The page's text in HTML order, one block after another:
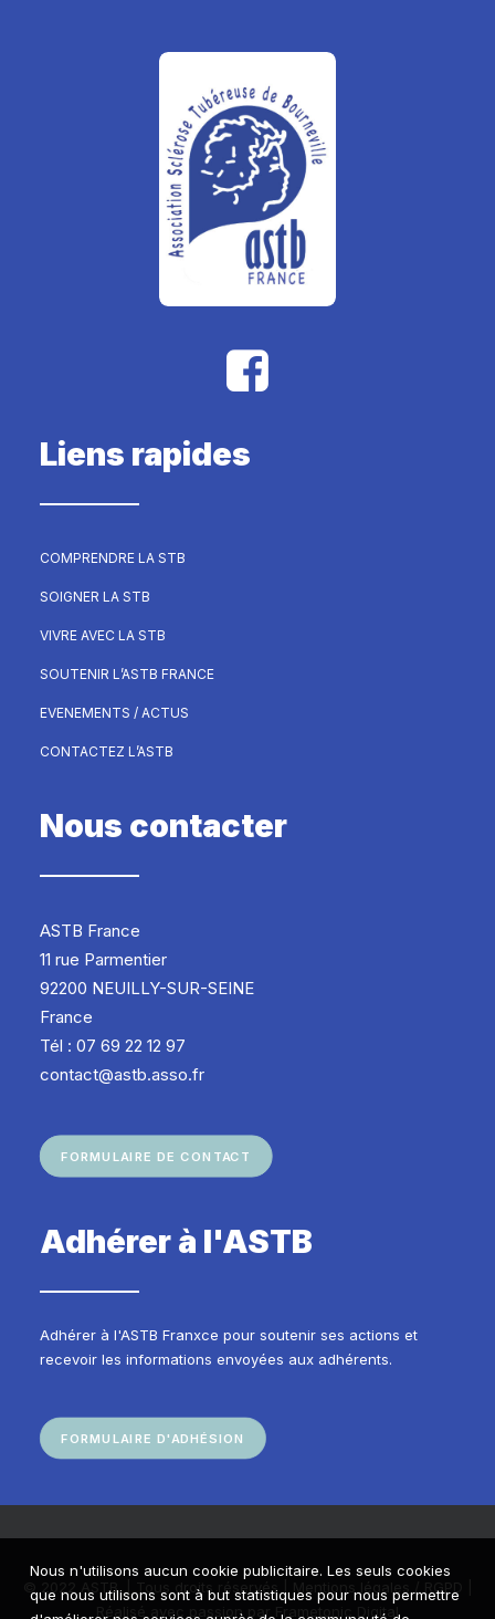
Liens rapides
COMPRENDRE LA STB
SOIGNER LA STB
VIVRE AVEC LA STB
SOUTENIR L’ASTB FRANCE
EVENEMENTS / ACTUS
CONTACTEZ L’ASTB
Nous contacter
ASTB France
11 rue Parmentier
92200 NEUILLY-SUR-SEINE
France
Tél : 07 69 22 12 97
contact@astb.asso.fr
FORMULAIRE DE CONTACT
Adhérer à l'ASTB
Adhérer à l'ASTB Franxce pour soutenir ses actions et
recevoir les informations envoyées aux adhérents.
FORMULAIRE D'ADHÉSION
© 2022 ASTB. | Tous droits réservés | Mentions légales / RGPD
Réalisé avec passion par
Frametonic Digital
Nous n'utilisons aucun cookie publicitaire. Les seuls cookies
que nous utilisons sont à but statistiques pour nous permettre